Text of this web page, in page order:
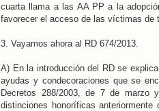
cuarta llama a las AA PP a la
favorecer el acceso de las víctimas de
3. Vayamos ahora al RD 674/2013.
A) En la introducción del RD se
ayudas y condecoraciones que se
Decretos 288/2003, de 7 de marzo
distinciones honoríficas anteriormente